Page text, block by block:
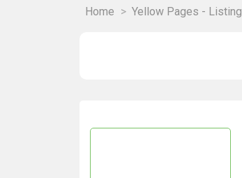
Home > Yellow Pages - Listing